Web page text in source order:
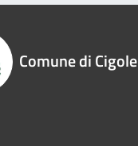
Comune di Cigole